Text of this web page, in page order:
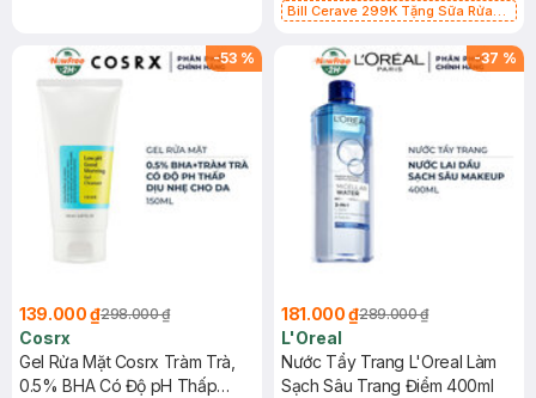
Bill Cerave 299K Tặng Sữa Rửa
-53 %
139.000 ₫298.000 ₫
Cosrx
Gel Rửa Mặt Cosrx Tràm Trà,
0.5% BHA Có Độ pH Thấp
-37 %
181.000 ₫289.000 ₫
L'Oreal
Nước Tẩy Trang L'Oreal Làm
Sạch Sâu Trang Điểm 400ml